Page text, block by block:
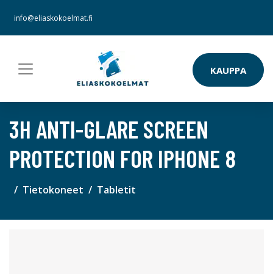
info@eliaskokoelmat.fi
KAUPPA
3H ANTI-GLARE SCREEN
PROTECTION FOR IPHONE 8
Tietokoneet Tabletit